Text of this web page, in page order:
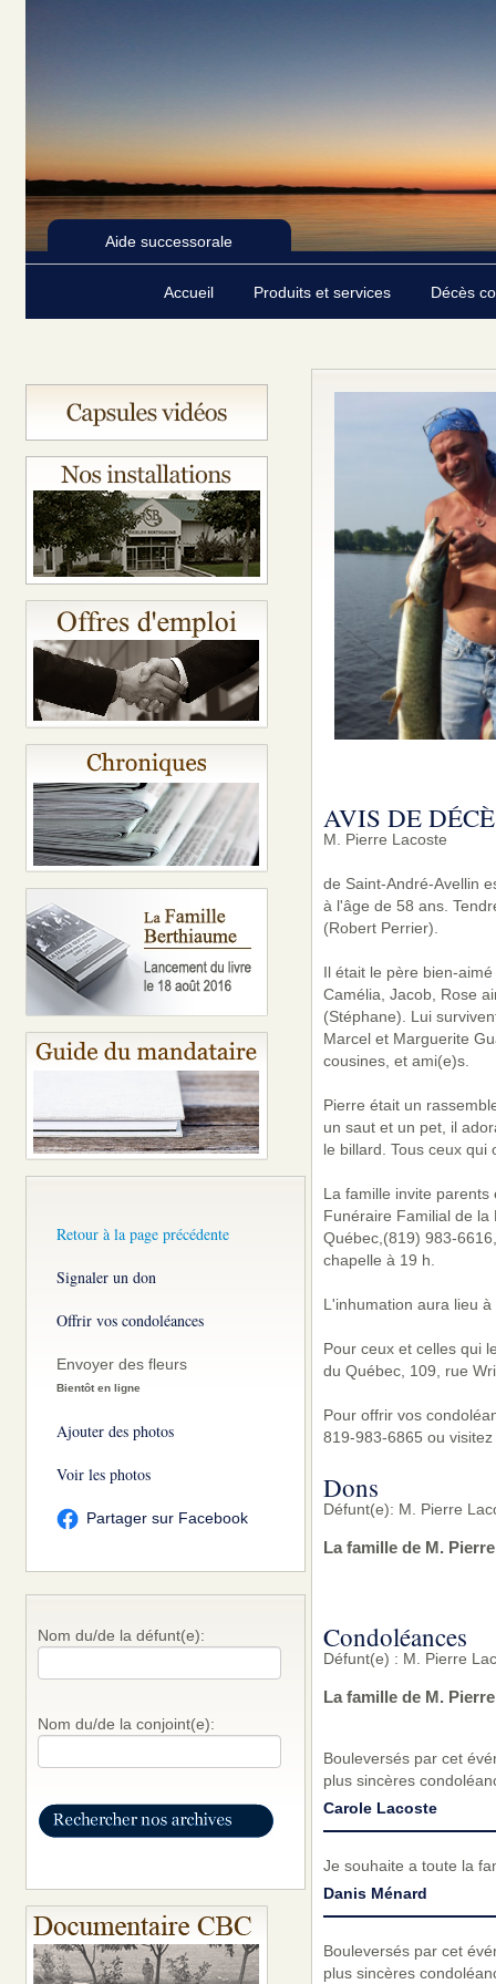
Aide successorale
Accueil Produits et services Décès
Retour à la page précédente
Signaler un don
Offrir vos condoléances
Envoyer des fleurs
Bientôt en ligne
Ajouter des photos
Voir les photos
Partager sur Facebook
Nom du/de la défunt(e):
Nom du/de la conjoint(e):
AVIS DE
M. Pierre Lacoste
de Saint-André-Avellin
à l'âge de 58 ans.
(Robert Perrier).
Il était le père bien-
Camélia, Jacob, Rose
(Stéphane). Lui
Marcel et Marguerite
cousines, et ami(e)s.
Pierre était un
un saut et un pet, il
le billard. Tous ceux
La famille invite
Funéraire Familial de la
Québec,(819) 983-
chapelle à 19 h.
L'inhumation aura lieu
Pour ceux et celles qui
du Québec, 109, rue
Pour offrir vos
819-983-6865 ou
Dons
Défunt(e): M. Pierre
La famille de M.
Condoléances
Défunt(e) : M. Pierre
La famille de M.
Bouleversés par cet
plus sincères
Carole Lacoste
Je souhaite a toute la
Danis Ménard
Bouleversés par cet
plus sincères